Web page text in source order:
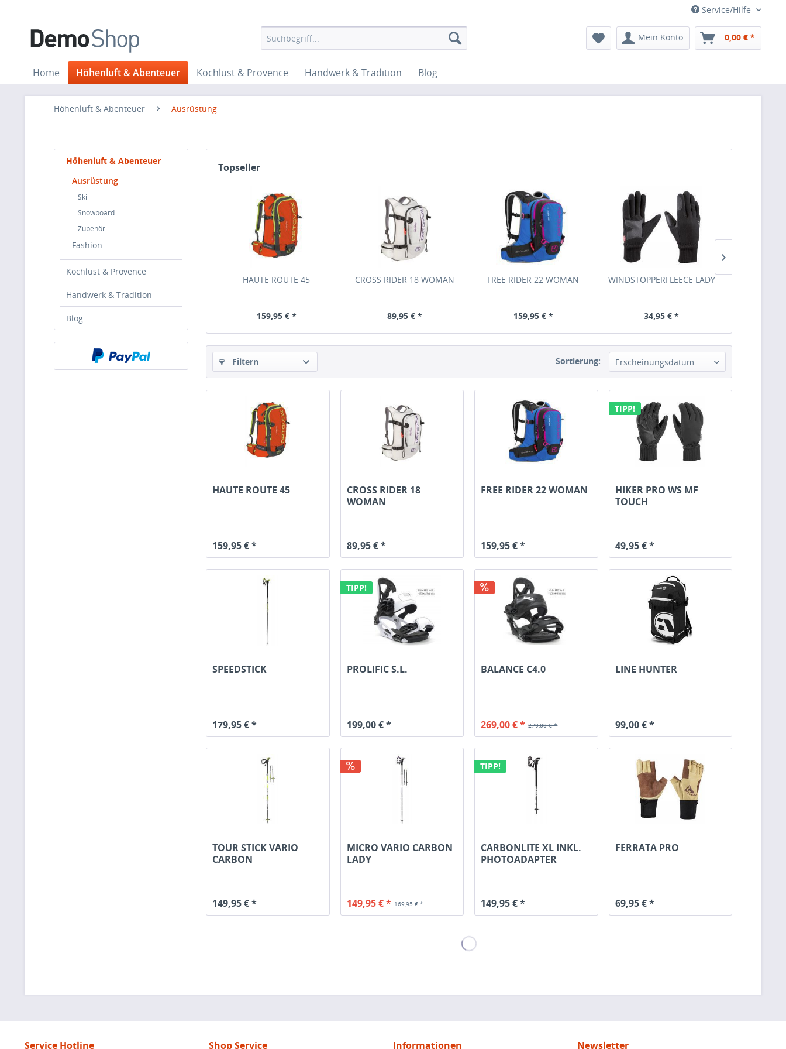
Service/Hilfe
Mein Konto 0,00 € *
Home Höhenluft & Abenteuer Kochlust & Provence Handwerk & Tradition Blog
Höhenluft & Abenteuer Ausrüstung
Höhenluft & Abenteuer
Ausrüstung
Ski
Snowboard
Zubehör
Fashion
Kochlust & Provence
Handwerk & Tradition
Blog
Topseller
HAUTE ROUTE 45
159,95 € *
CROSS RIDER 18 WOMAN
89,95 € *
FREE RIDER 22 WOMAN
159,95 € *
WINDSTOPPERFLEECE LADY
34,95 € *
Filtern Sortierung: Erscheinungsdatum
HAUTE ROUTE 45
159,95 € *
CROSS RIDER 18
WOMAN
89,95 € *
FREE RIDER 22 WOMAN
159,95 € *
TIPP!
HIKER PRO WS MF
TOUCH
49,95 € *
SPEEDSTICK
179,95 € *
TIPP!
PROLIFIC S.L.
199,00 € *
BALANCE C4.0
279,00 € *
269,00 € *
LINE HUNTER
99,00 € *
TOUR STICK VARIO
CARBON
149,95 € *
MICRO VARIO CARBON
LADY
169,95 € *
149,95 € *
TIPP!
CARBONLITE XL INKL.
PHOTOADAPTER
149,95 € *
FERRATA PRO
69,95 € *
Service Hotline Shop Service Informationen Newsletter